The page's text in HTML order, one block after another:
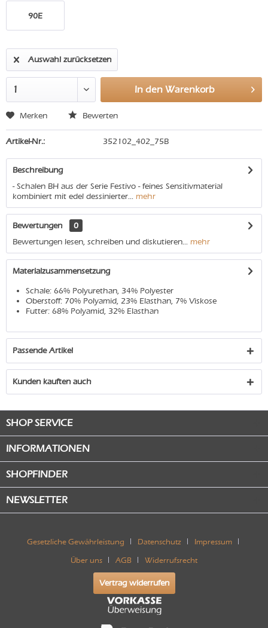
90E
Auswahl zurücksetzen
In den Warenkorb
Merken Bewerten
Artikel-Nr.: 352102_402_75B
Beschreibung
- Schalen BH aus der Serie Festivo - feines Sensitivmaterial
kombiniert mit edel dessinierter... mehr
Bewertungen
0
Bewertungen lesen, schreiben und diskutieren... mehr
Materialzusammensetzung
Schale: 66% Polyurethan, 34% Polyester
Oberstoff: 70% Polyamid, 23% Elasthan, 7% Viskose
Futter: 68% Polyamid, 32% Elasthan
Passende Artikel
Kunden kauften auch
SHOP SERVICE
INFORMATIONEN
SHOPFINDER
NEWSLETTER
Gesetzliche Gewährleistung Datenschutz Impressum
Über uns AGB Widerrufsrecht
Vertrag widerrufen